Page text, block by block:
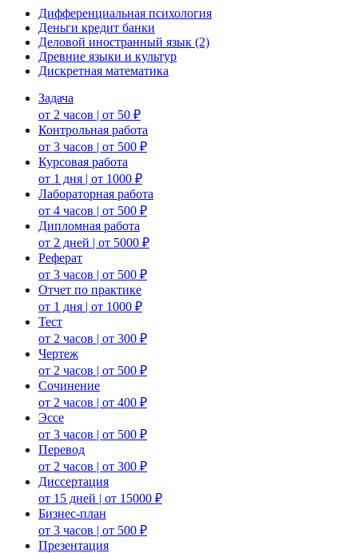
Дифференциальная психология
Деньги кредит банки
Деловой иностранный язык (2)
Древние языки и культур
Дискретная математика
Задача
от 2 часов | от 50 ₽
Контрольная работа
от 3 часов | от 500 ₽
Курсовая работа
от 1 дня | от 1000 ₽
Лабораторная работа
от 4 часов | от 500 ₽
Дипломная работа
от 2 дней | от 5000 ₽
Реферат
от 3 часов | от 500 ₽
Отчет по практике
от 1 дня | от 1000 ₽
Тест
от 2 часов | от 300 ₽
Чертеж
от 2 часов | от 500 ₽
Сочинение
от 2 часов | от 400 ₽
Эссе
от 3 часов | от 500 ₽
Перевод
от 2 часов | от 300 ₽
Диссертация
от 15 дней | от 15000 ₽
Бизнес-план
от 3 часов | от 500 ₽
Презентация